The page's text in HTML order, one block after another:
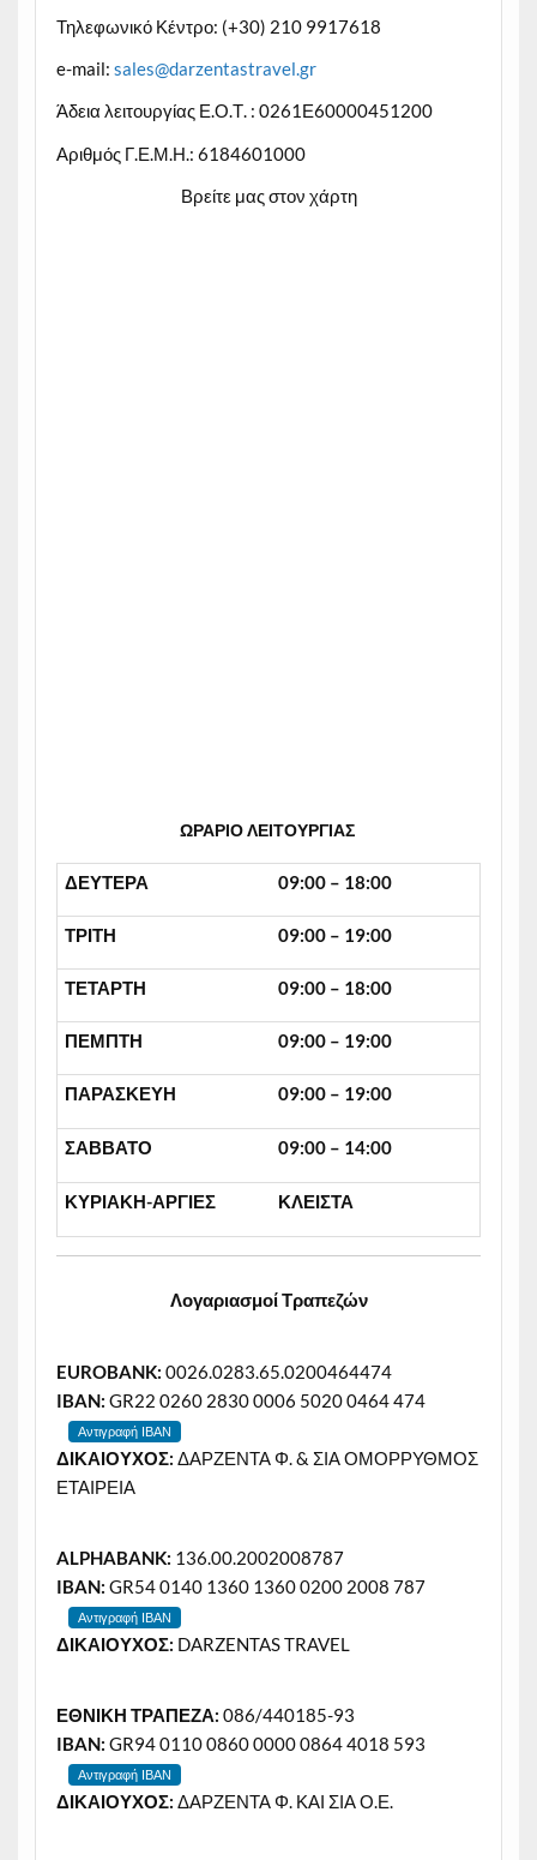
Τηλεφωνικό Κέντρο: (+30) 210 9917618
e-mail: sales@darzentastravel.gr
Άδεια λειτουργίας Ε.Ο.Τ. : 0261Ε60000451200
Αριθμός Γ.Ε.Μ.Η.: 6184601000
Βρείτε μας στον χάρτη
ΩΡΑΡΙΟ ΛΕΙΤΟΥΡΓΙΑΣ
ΔΕΥΤΕΡΑ 09:00 – 18:00
ΤΡΙΤΗ 09:00 – 19:00
ΤΕΤΑΡΤΗ 09:00 – 18:00
ΠΕΜΠΤΗ 09:00 – 19:00
ΠΑΡΑΣΚΕΥΗ 09:00 – 19:00
ΣΑΒΒΑΤΟ 09:00 – 14:00
ΚΥΡΙΑΚΗ-ΑΡΓΙΕΣ ΚΛΕΙΣΤΑ
Λογαριασμοί Τραπεζών
EUROBANK: 0026.0283.65.0200464474
IBAN: GR22 0260 2830 0006 5020 0464 474
Αντιγραφή IBAN
ΔΙΚΑΙΟΥΧΟΣ: ΔΑΡΖΕΝΤΑ Φ. & ΣΙΑ ΟΜΟΡΡΥΘΜΟΣ
ΕΤΑΙΡΕΙΑ
ALPHABANK: 136.00.2002008787
IBAN: GR54 0140 1360 1360 0200 2008 787
Αντιγραφή IBAN
ΔΙΚΑΙΟΥΧΟΣ: DARZENTAS TRAVEL
ΕΘΝΙΚΗ ΤΡΑΠΕΖΑ: 086/440185-93
IBAN: GR94 0110 0860 0000 0864 4018 593
Αντιγραφή IBAN
ΔΙΚΑΙΟΥΧΟΣ: ΔΑΡΖΕΝΤΑ Φ. ΚΑΙ ΣΙΑ Ο.Ε.